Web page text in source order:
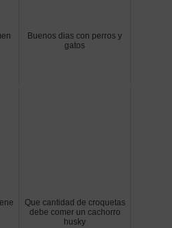
Buenos dias con perros y
gatos
Que cantidad de croquetas
debe comer un cachorro
husky